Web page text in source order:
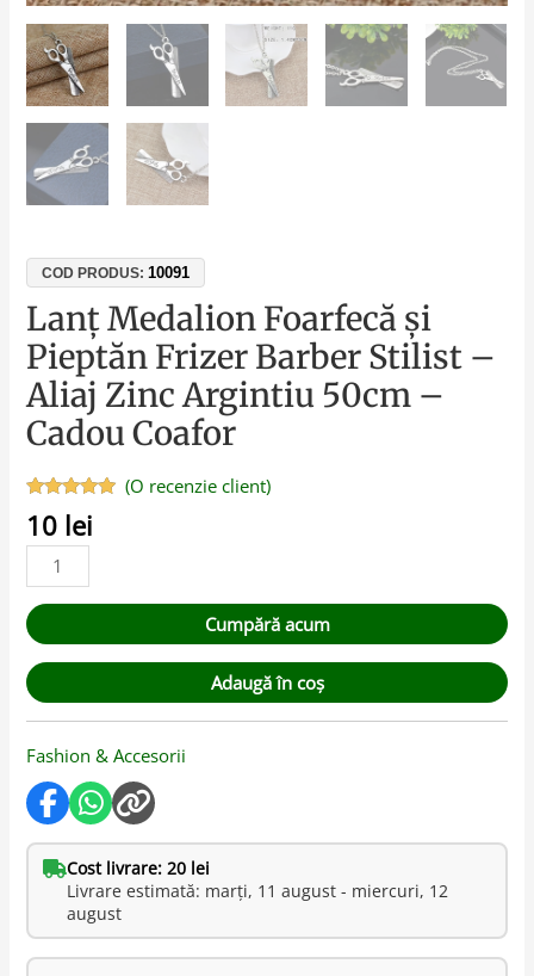
COD PRODUS:10091
Lanț Medalion Foarfecă și
Pieptăn Frizer Barber Stilist –
Aliaj Zinc Argintiu 50cm –
Cadou Coafor
Evaluat la
5.00
din 5
pe baza
unei
singure
(O recenzie client)
10 lei
Cumpără acum
Adaugă în coș
Fashion & Accesorii
Cost livrare: 20 lei
Livrare estimată: marți, 11 august - miercuri, 12
august